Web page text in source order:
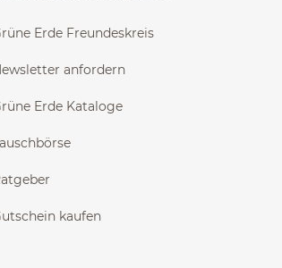
Erde Freundeskreis
anfordern
Erde Kataloge
kaufen